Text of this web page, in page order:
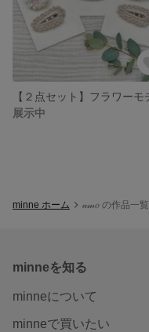
展示中
minne ホーム 𝒶𝓂𝑜 の作品一覧
minneを知る
minneについて
minneで買いたい